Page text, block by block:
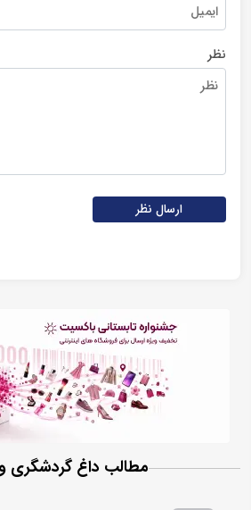
نظر
ارسال نظر
مطالب داغ گردشگری